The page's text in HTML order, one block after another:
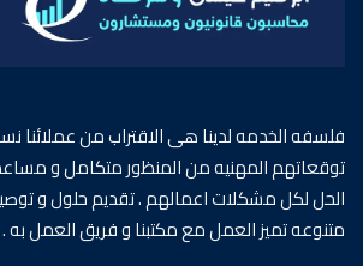
فلسفه الخدمه لدينا هى الاقتراب من عملائنا
توقعاتهم المهنيه من المنظور متكامل و
الحل لكل مشكلات اعمالهم . تقديم حلول و
متنوعه تميز العمل مع مكتبنا و فريق العمل به .